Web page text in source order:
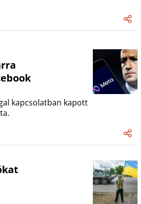
kapcsolatban kapott